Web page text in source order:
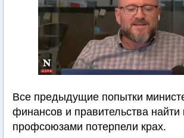
Все предыдущие попытки
финансов и правительства найти
профсоюзами потерпели крах.